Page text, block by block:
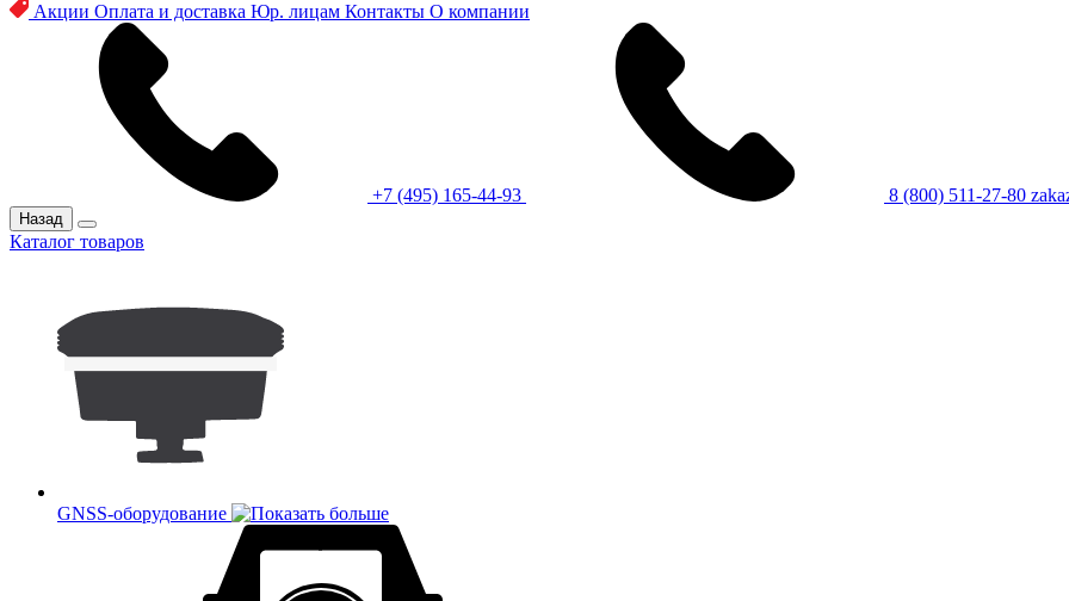
Акции Оплата и доставка Юр. лицам Контакты О компании
+7 (495) 165-44-93 8 (800) 511-27-80
Назад
Каталог товаров
GNSS-оборудование